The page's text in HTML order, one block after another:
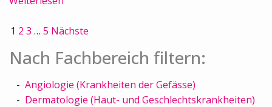
1 2 3 … 5 Nächste
Nach Fachbereich filtern:
Angiologie (Krankheiten der Gefässe)
Dermatologie (Haut- und Geschlechtskrankheiten)